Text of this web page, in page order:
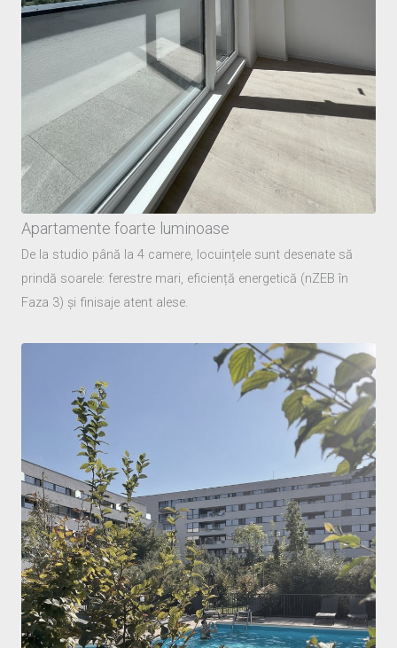
Apartamente foarte luminoase
De la studio până la 4 camere, locuințele sunt desenate să
prindă soarele: ferestre mari, eficiență energetică (nZEB în
Faza 3) și finisaje atent alese.